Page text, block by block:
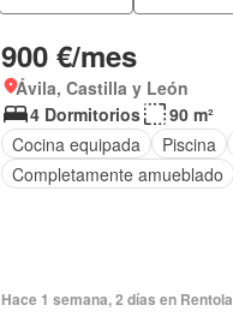
900 €/mes
Ávila, Castilla y León
4 Dormitorios
90 m²
Cocina equipada
Piscina
Completamente amueblado
Hace 1 semana, 2 días en Rentola